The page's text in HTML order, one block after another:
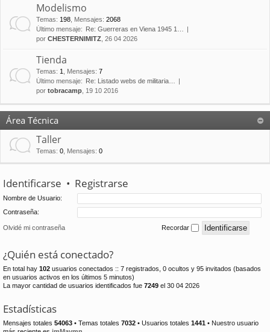
Modelismo
Temas: 198 Mensajes: 2068
Último mensaje:
Re: Guerreras en Viena 1945 1…
por CHESTERNIMITZ , 26 04 2026
Tienda
Temas: 1 Mensajes: 7
Último mensaje:
Re: Listado webs de militaria…
por tobracamp , 19 10 2016
Área Técnica
Taller
Temas: 0 Mensajes: 0
Identificarse • Registrarse
Nombre de Usuario:
Contraseña:
Olvidé mi contraseña Recordar
¿Quién está conectado?
En total hay 102 usuarios conectados :: 7 registrados, 0 ocultos y 95 invitados (basados
en usuarios activos en los últimos 5 minutos)
La mayor cantidad de usuarios identificados fue 7249 el 30 04 2026
Estadísticas
Mensajes totales 54063 • Temas totales 7032 • Usuarios totales 1441 • Nuestro usuario